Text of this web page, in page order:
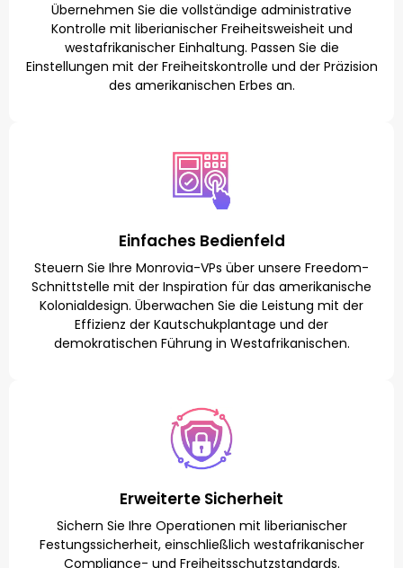
Übernehmen Sie die vollständige administrative
Kontrolle mit liberianischer Freiheitsweisheit und
westafrikanischer Einhaltung. Passen Sie die
Einstellungen mit der Freiheitskontrolle und der Präzision
des amerikanischen Erbes an.
Einfaches Bedienfeld
Steuern Sie Ihre Monrovia-VPs über unsere Freedom-
Schnittstelle mit der Inspiration für das amerikanische
Kolonialdesign. Überwachen Sie die Leistung mit der
Effizienz der Kautschukplantage und der
demokratischen Führung in Westafrikanischen.
Erweiterte Sicherheit
Sichern Sie Ihre Operationen mit liberianischer
Festungssicherheit, einschließlich westafrikanischer
Compliance- und Freiheitsschutzstandards.